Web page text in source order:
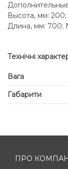
Высота, мм:
Длина, мм: 700;
Технічні
Вага
Габарити
ПРО